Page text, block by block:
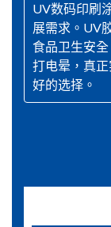
UV数码印刷
展需求。UV
食品卫生安
打电晕，真
好的选择。